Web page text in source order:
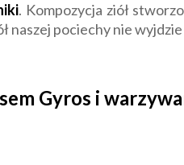
. Kompozycja ziół
naszej pociechy nie
Gyros i